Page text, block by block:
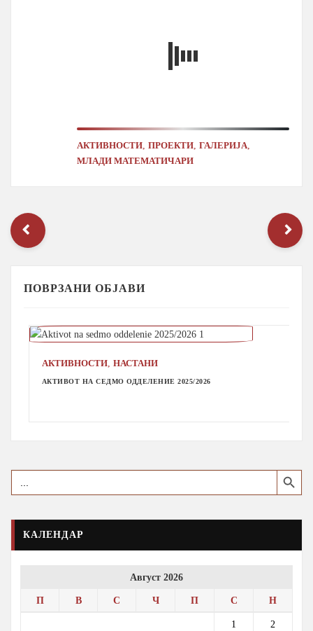
АКТИВНОСТИ ,ПРОЕКТИ ,ГАЛЕРИЈА
МЛАДИ МАТЕМАТИЧАРИ
ПОВРЗАНИ ОБЈАВИ
АКТИВНОСТИ, НАСТАНИ
АКТИВОТ НА СЕДМО ОДДЕЛЕНИЕ 2025/2026
Search
for:
Search Button
КАЛЕНДАР
Август 2026
П В С Ч П С Н
1 2